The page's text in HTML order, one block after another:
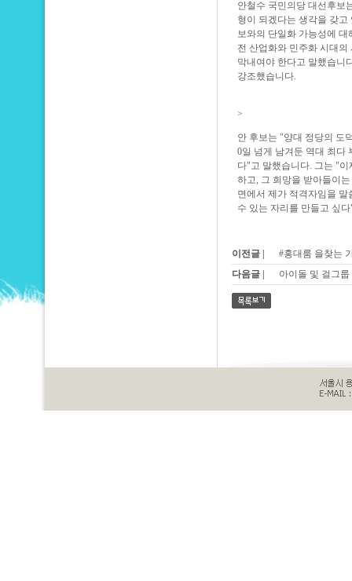
안철수 국민의당 대선후보
형이 되겠다는 생각을 갖
보와의 단일화 가능성에
전 산업화와 민주화 시대
막내여야 한다고 말했습니
강조했습니다.
>
안 후보는 "양대 정당의 도
0일 넘게 남겨둔 역대 최다
다"고 말했습니다. 그는 "
하고, 그 희망을 받아들이
면에서 제가 적격자임을
수 있는 자리를 만들고 싶
이전글 |
#홍대룸 을찾는
다음글 |
아이돌 및 걸그